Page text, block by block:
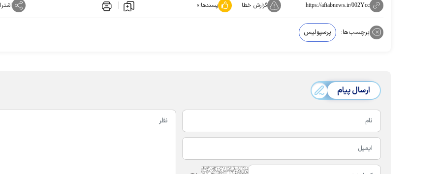
https://aftabnews.ir/002Ycc گزارش خطا پسندها:۰
برچسب‌ها: پرسپولیس
ارسال پیام